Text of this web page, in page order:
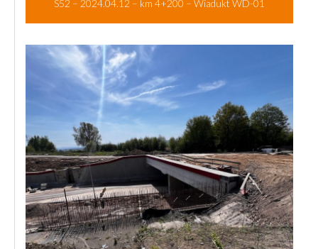
S52 – 2024.04.12 – km 4+200 – Wiadukt WD-01